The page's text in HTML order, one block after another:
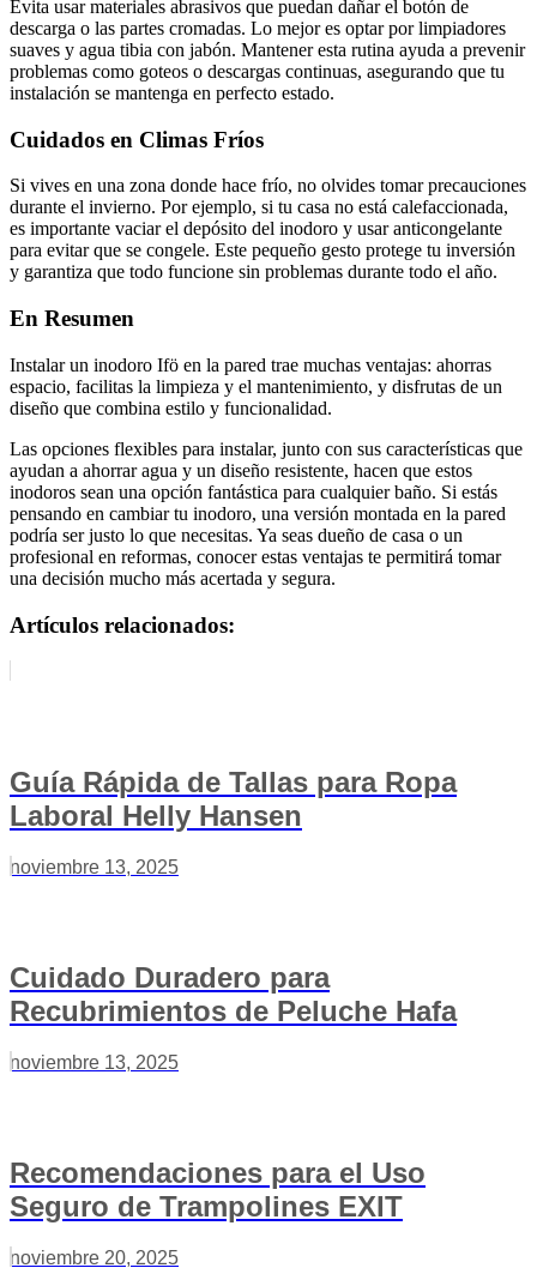
Evita usar materiales abrasivos que puedan dañar el botón de
descarga o las partes cromadas. Lo mejor es optar por limpiadores
suaves y agua tibia con jabón. Mantener esta rutina ayuda a prevenir
problemas como goteos o descargas continuas, asegurando que tu
instalación se mantenga en perfecto estado.
Cuidados en Climas Fríos
Si vives en una zona donde hace frío, no olvides tomar precauciones
durante el invierno. Por ejemplo, si tu casa no está calefaccionada,
es importante vaciar el depósito del inodoro y usar anticongelante
para evitar que se congele. Este pequeño gesto protege tu inversión
y garantiza que todo funcione sin problemas durante todo el año.
En Resumen
Instalar un inodoro Ifö en la pared trae muchas ventajas: ahorras
espacio, facilitas la limpieza y el mantenimiento, y disfrutas de un
diseño que combina estilo y funcionalidad.
Las opciones flexibles para instalar, junto con sus características que
ayudan a ahorrar agua y un diseño resistente, hacen que estos
inodoros sean una opción fantástica para cualquier baño. Si estás
pensando en cambiar tu inodoro, una versión montada en la pared
podría ser justo lo que necesitas. Ya seas dueño de casa o un
profesional en reformas, conocer estas ventajas te permitirá tomar
una decisión mucho más acertada y segura.
Artículos relacionados:
Guía Rápida de Tallas para Ropa
Laboral Helly Hansen
noviembre 13, 2025
Cuidado Duradero para
Recubrimientos de Peluche Hafa
noviembre 13, 2025
Recomendaciones para el Uso
Seguro de Trampolines EXIT
noviembre 20, 2025